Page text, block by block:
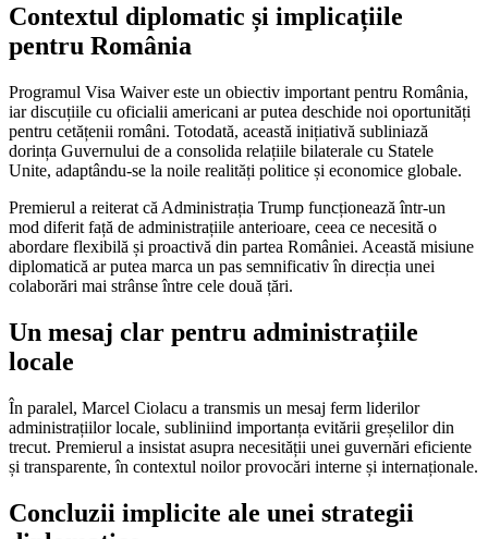
Contextul diplomatic și implicațiile
pentru România
Programul Visa Waiver este un obiectiv important pentru România,
iar discuțiile cu oficialii americani ar putea deschide noi oportunități
pentru cetățenii români. Totodată, această inițiativă subliniază
dorința Guvernului de a consolida relațiile bilaterale cu Statele
Unite, adaptându-se la noile realități politice și economice globale.
Premierul a reiterat că Administrația Trump funcționează într-un
mod diferit față de administrațiile anterioare, ceea ce necesită o
abordare flexibilă și proactivă din partea României. Această misiune
diplomatică ar putea marca un pas semnificativ în direcția unei
colaborări mai strânse între cele două țări.
Un mesaj clar pentru administrațiile
locale
În paralel, Marcel Ciolacu a transmis un mesaj ferm liderilor
administrațiilor locale, subliniind importanța evitării greșelilor din
trecut. Premierul a insistat asupra necesității unei guvernări eficiente
și transparente, în contextul noilor provocări interne și internaționale.
Concluzii implicite ale unei strategii